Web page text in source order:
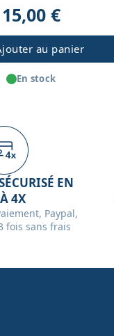
15,00 €
au panier
En stock
EN
4X
Paypal,
fois sans frais